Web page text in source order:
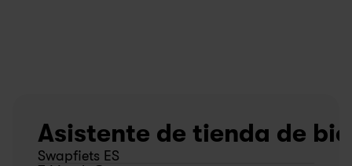
Asistente de tienda de
Swapfiets ES